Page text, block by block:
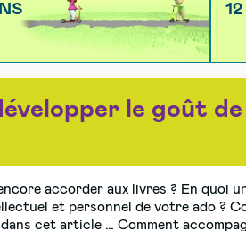
le goût de
accorder aux livres ? En quoi
et personnel de votre ado ?
cet article … Comment